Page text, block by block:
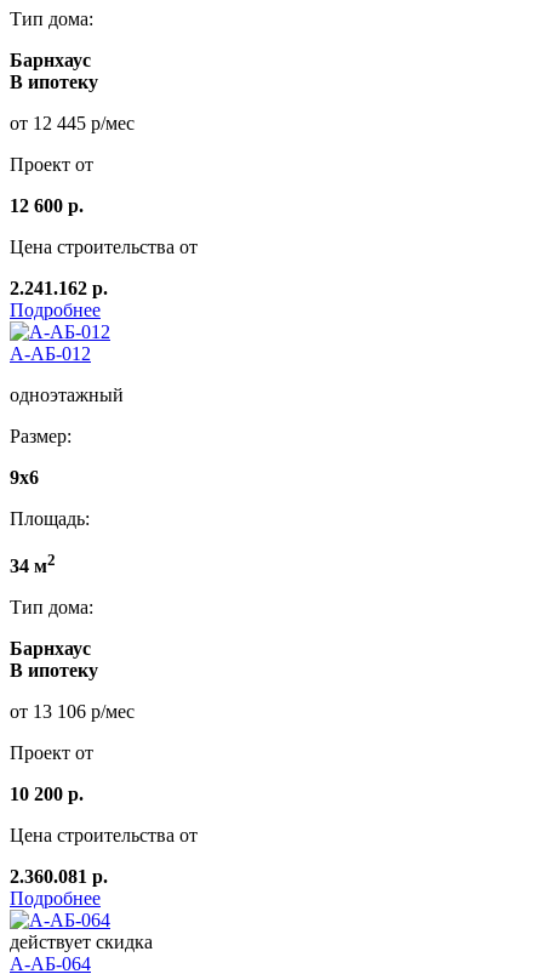
Тип дома:
Барнхаус
В ипотеку
от 12 445 р/мес
Проект от
12 600 р.
Цена строительства от
2.241.162 р.
Подробнее
А-АБ-012
одноэтажный
Размер:
9x6
Площадь:
34 м2
Тип дома:
Барнхаус
В ипотеку
от 13 106 р/мес
Проект от
10 200 р.
Цена строительства от
2.360.081 р.
Подробнее
действует скидка
А-АБ-064